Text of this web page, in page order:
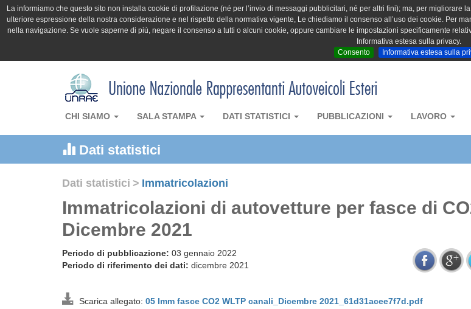
La informiamo che questo sito non installa cookie di profilazione (né per l’invio di messaggi pubblicitari, né per altri fini); ma, per
ulteriore espressione della nostra considerazione e nel rispetto della normativa vigente, Le chiediamo il consenso all’uso dei cookie. Per
nella navigazione. Se vuole saperne di più, negare il consenso a tutti o alcuni cookie, oppure cambiare le impostazioni specificamente
Informativa estesa sulla privacy.
Consento
Informativa estesa sulla
CHI SIAMO SALA STAMPA DATI STATISTICI PUBBLICAZIONI LAVORO
Dati statistici
Dati statistici > Immatricolazioni
Immatricolazioni di autovetture per fasce di
Dicembre 2021
Periodo di pubblicazione: 03 gennaio 2022
Periodo di riferimento dei dati: dicembre 2021
Scarica allegato: 05 Imm fasce CO2 WLTP canali_Dicembre 2021_61d31acee7f7d.pdf